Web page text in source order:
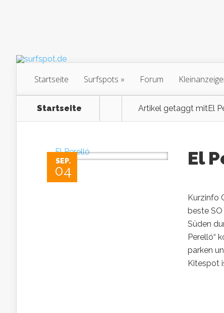
Startseite Surfspots Forum
Startseite Artikel getaggt mitEl
SEP.
04
El
Kurzinfo
beste
Süden
Perelló“
parken
Kitespot